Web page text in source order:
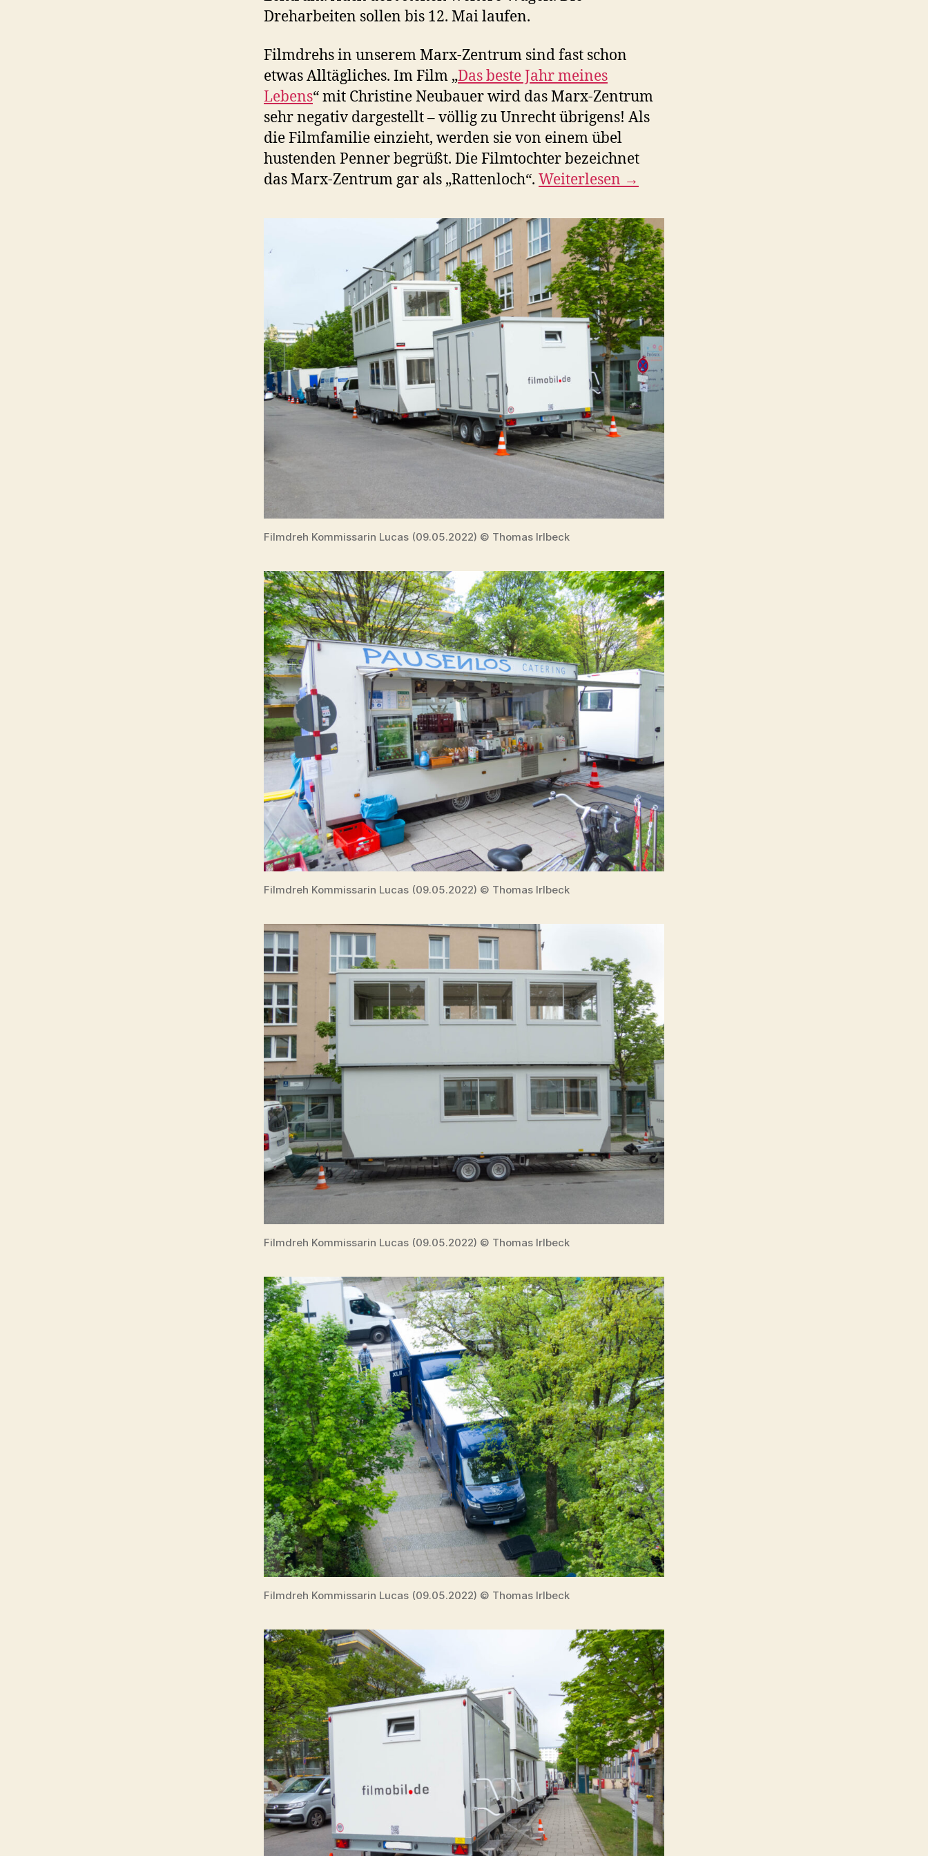
Dreharbeiten sollen bis 12. Mai laufen.
Filmdrehs in unserem Marx-Zentrum sind fast schon
etwas Alltägliches. Im Film „Das beste Jahr meines
Lebens“ mit Christine Neubauer wird das Marx-Zentrum
sehr negativ dargestellt – völlig zu Unrecht übrigens! Als
die Filmfamilie einzieht, werden sie von einem übel
hustenden Penner begrüßt. Die Filmtochter bezeichnet
das Marx-Zentrum gar als „Rattenloch“. Weiterlesen →
Filmdreh Kommissarin Lucas (09.05.2022) © Thomas Irlbeck
Filmdreh Kommissarin Lucas (09.05.2022) © Thomas Irlbeck
Filmdreh Kommissarin Lucas (09.05.2022) © Thomas Irlbeck
Filmdreh Kommissarin Lucas (09.05.2022) © Thomas Irlbeck